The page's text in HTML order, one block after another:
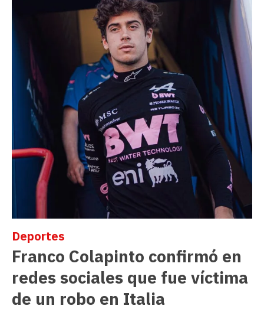
Franco Colapinto confirmó en
redes sociales que fue víctima
de un robo en Italia
Deportes